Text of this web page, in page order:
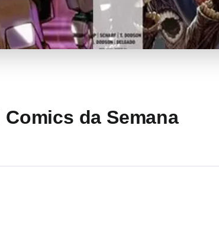
da Semana